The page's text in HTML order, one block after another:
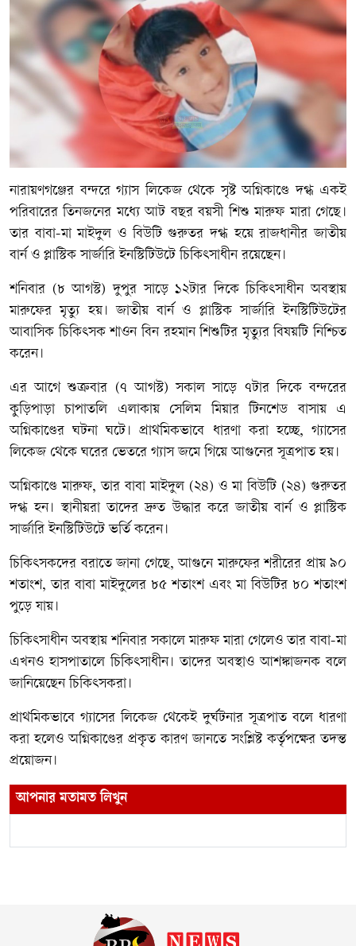
নারায়ণগঞ্জের বন্দরে গ্যাস লিকেজ থেকে সৃষ্ট অগ্নিকাণ্ডে দগ্ধ একই
পরিবারের তিনজনের মধ্যে আট বছর বয়সী শিশু মারুফ মারা গেছে।
তার বাবা-মা মাইদুল ও বিউটি গুরুতর দগ্ধ হয়ে রাজধানীর জাতীয়
বার্ন ও প্লাস্টিক সার্জারি ইনস্টিটিউটে চিকিৎসাধীন রয়েছেন।
শনিবার (৮ আগস্ট) দুপুর সাড়ে ১২টার দিকে চিকিৎসাধীন অবস্থায়
মারুফের মৃত্যু হয়। জাতীয় বার্ন ও প্লাস্টিক সার্জারি ইনস্টিটিউটের
আবাসিক চিকিৎসক শাওন বিন রহমান শিশুটির মৃত্যুর বিষয়টি নিশ্চিত
করেন।
এর আগে শুক্রবার (৭ আগস্ট) সকাল সাড়ে ৭টার দিকে বন্দরের
কুড়িপাড়া চাপাতলি এলাকায় সেলিম মিয়ার টিনশেড বাসায় এ
অগ্নিকাণ্ডের ঘটনা ঘটে। প্রাথমিকভাবে ধারণা করা হচ্ছে, গ্যাসের
লিকেজ থেকে ঘরের ভেতরে গ্যাস জমে গিয়ে আগুনের সূত্রপাত হয়।
অগ্নিকাণ্ডে মারুফ, তার বাবা মাইদুল (২৪) ও মা বিউটি (২৪) গুরুতর
দগ্ধ হন। স্থানীয়রা তাদের দ্রুত উদ্ধার করে জাতীয় বার্ন ও প্লাস্টিক
সার্জারি ইনস্টিটিউটে ভর্তি করেন।
চিকিৎসকদের বরাতে জানা গেছে, আগুনে মারুফের শরীরের প্রায় ৯০
শতাংশ, তার বাবা মাইদুলের ৮৫ শতাংশ এবং মা বিউটির ৮০ শতাংশ
পুড়ে যায়।
চিকিৎসাধীন অবস্থায় শনিবার সকালে মারুফ মারা গেলেও তার বাবা-মা
এখনও হাসপাতালে চিকিৎসাধীন। তাদের অবস্থাও আশঙ্কাজনক বলে
জানিয়েছেন চিকিৎসকরা।
প্রাথমিকভাবে গ্যাসের লিকেজ থেকেই দুর্ঘটনার সূত্রপাত বলে ধারণা
করা হলেও অগ্নিকাণ্ডের প্রকৃত কারণ জানতে সংশ্লিষ্ট কর্তৃপক্ষের তদন্ত
প্রয়োজন।
আপনার মতামত লিখুন